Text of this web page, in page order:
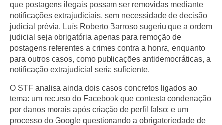
que postagens ilegais possam ser removidas mediante
notificações extrajudiciais, sem necessidade de decisão
judicial prévia. Luís Roberto Barroso sugeriu que a ordem
judicial seja obrigatória apenas para remoção de
postagens referentes a crimes contra a honra, enquanto
para outros casos, como publicações antidemocráticas, a
notificação extrajudicial seria suficiente.
O STF analisa ainda dois casos concretos ligados ao
tema: um recurso do Facebook que contesta condenação
por danos morais após criação de perfil falso; e um
processo do Google questionando a obrigatoriedade de